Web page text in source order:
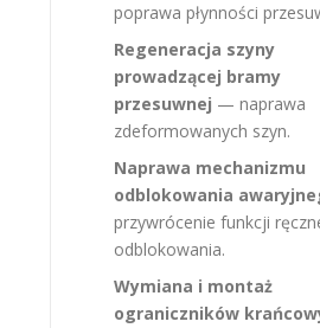
poprawa płynności
Regeneracja szyny
prowadzącej bramy
przesuwnej — naprawa
zdeformowanych szyn.
Naprawa mechanizmu
odblokowania
przywrócenie funkcji
odblokowania.
Wymiana i montaż
ograniczników